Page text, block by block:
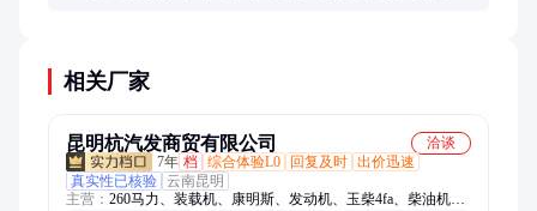
相关厂家
昆明杭汽发商贸有限公司
洽谈
7年 档 综合体验L0 回复及时 出价迅速
真实性已核验 云南昆明
主营： 260马力、装载机、康明斯、发动机、玉柴4fa、柴油机、